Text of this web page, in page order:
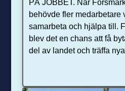
PÅ JOBBET. När
behövde fler medarbetare
samarbeta och hjälpa till.
blev det en chans att få
del av landet och träffa